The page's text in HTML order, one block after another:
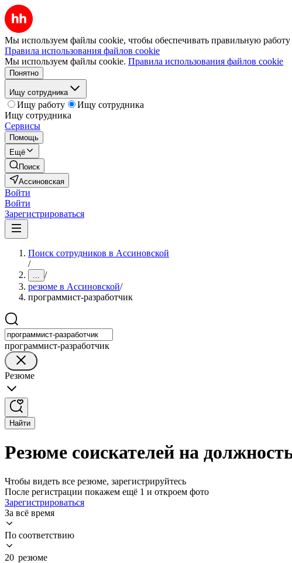
Мы используем файлы cookie, чтобы обеспечивать правильную работу
Правила использования файлов cookie
Мы используем файлы cookie. Правила использования файлов cookie
Понятно
Ищу сотрудника
Ищу работу
Ищу сотрудника
Ищу сотрудника
Сервисы
Помощь
Ещё
Поиск
Ассиновская
Войти
Войти
Зарегистрироваться
Поиск сотрудников в Ассиновской
/
... /
резюме в Ассиновской/
программист-разработчик
программист-разработчик
Резюме
Найти
Резюме соискателей на
Чтобы видеть все резюме, зарегистрируйтесь
После регистрации покажем ещё 1 и откроем фото
Зарегистрироваться
За всё время
По соответствию
20 резюме